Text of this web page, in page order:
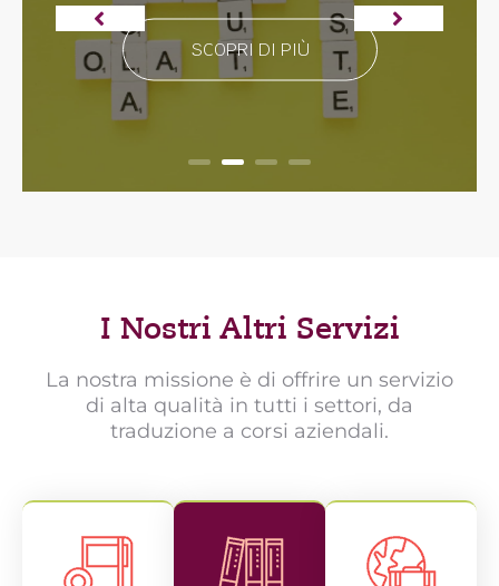
SCOPRI DI PIÙ
I Nostri Altri Servizi
La nostra missione è di offrire un servizio
di alta qualità in tutti i settori, da
traduzione a corsi aziendali.